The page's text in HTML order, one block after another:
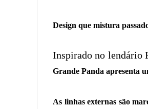
Design que mistura
Inspirado no lendário
Grande Panda apresenta
As linhas externas são